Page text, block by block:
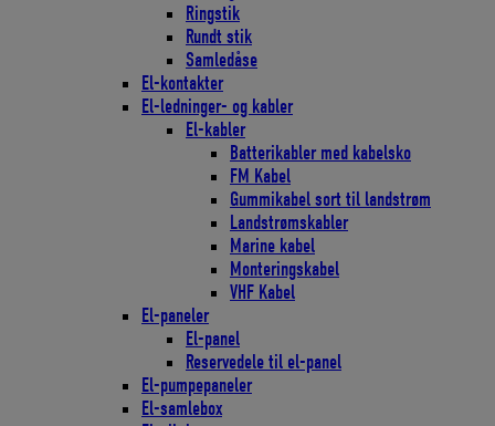
Ringstik
Rundt stik
Samledåse
El-kontakter
El-ledninger- og kabler
El-kabler
Batterikabler med kabelsko
FM Kabel
Gummikabel sort til landstrøm
Landstrømskabler
Marine kabel
Monteringskabel
VHF Kabel
El-paneler
El-panel
Reservedele til el-panel
El-pumpepaneler
El-samlebox